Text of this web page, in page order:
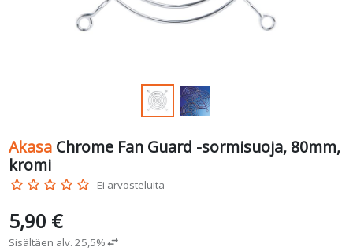
Akasa Chrome Fan Guard -sormisuoja, 80mm,
kromi
star_border star_border star_border star_border star_border Ei arvosteluita
5,90 €
Sisältäen alv. 25,5%swap_horiz